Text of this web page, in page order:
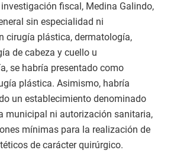
fiscal, Medina Galindo,
sin especialidad ni
cirugía plástica, dermatología,
de cabeza y cuello u
se habría presentado como
plástica. Asimismo, habría
un establecimiento denominado
municipal ni autorización sanitaria,
mínimas para la realización de
de carácter quirúrgico.